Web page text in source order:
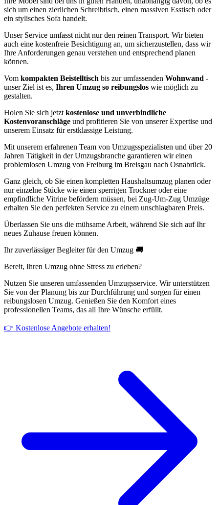
sich um einen zierlichen Schreibtisch, einen massiven Esstisch oder
ein stylisches Sofa handelt.
Unser Service umfasst nicht nur den reinen Transport. Wir bieten
auch eine kostenfreie Besichtigung an, um sicherzustellen, dass wir
Ihre Anforderungen genau verstehen und entsprechend planen
können.
Vom kompakten Beistelltisch bis zur umfassenden Wohnwand -
unser Ziel ist es, Ihren Umzug so reibungslos wie möglich zu
gestalten.
Holen Sie sich jetzt kostenlose und unverbindliche
Kostenvoranschläge und profitieren Sie von unserer Expertise und
unserem Einsatz für erstklassige Leistung.
Mit unserem erfahrenen Team von Umzugsspezialisten und über 20
Jahren Tätigkeit in der Umzugsbranche garantieren wir einen
problemlosen Umzug von Freiburg im Breisgau nach Osnabrück.
Ganz gleich, ob Sie einen kompletten Haushaltsumzug planen oder
nur einzelne Stücke wie einen sperrigen Trockner oder eine
empfindliche Vitrine befördern müssen, bei Zug-Um-Zug Umzüge
erhalten Sie den perfekten Service zu einem unschlagbaren Preis.
Überlassen Sie uns die mühsame Arbeit, während Sie sich auf Ihr
neues Zuhause freuen können.
Ihr zuverlässiger Begleiter für den Umzug 🚚
Bereit, Ihren Umzug ohne Stress zu erleben?
Nutzen Sie unseren umfassenden Umzugsservice. Wir unterstützen
Sie von der Planung bis zur Durchführung und sorgen für einen
reibungslosen Umzug. Genießen Sie den Komfort eines
professionellen Teams, das all Ihre Wünsche erfüllt.
👉 Kostenlose Angebote erhalten!